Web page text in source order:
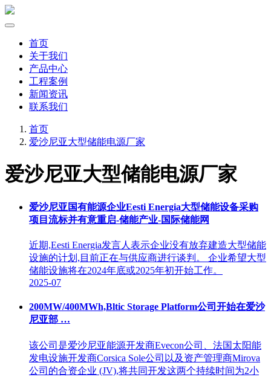
首页
关于我们
产品中心
工程案例
新闻资讯
联系我们
首页
爱沙尼亚大型储能电源厂家
爱沙尼亚大型储能电源厂家
爱沙尼亚国有能源企业Eesti Energia大型储能设备采购
项目流标并有意重启-储能产业-国际储能网
近期,Eesti Energia发言人表示企业没有放弃建造大型储能
设施的计划,目前正在与供应商进行谈判。 企业希望大型
储能设施将在2024年底或2025年初开始工作。
2025-07
200MW/400MWh,Bltic Storage Platform公司开始在爱沙
尼亚部 …
该公司是爱沙尼亚能源开发商Evecon公司、法国太阳能
发电设施开发商Corsica Sole公司以及资产管理商Mirova
公司的合资企业 (JV),将共同开发这两个持续时间为2小